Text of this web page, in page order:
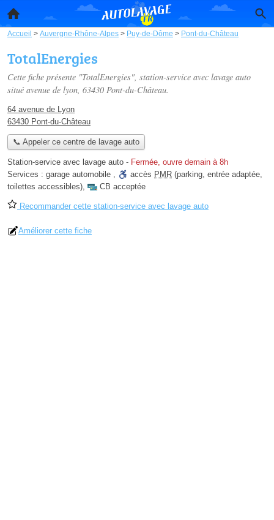
Accueil > Auvergne-Rhône-Alpes > Puy-de-Dôme > Pont-du-Château
TotalEnergies
Cette fiche présente "TotalEnergies", station-service avec lavage auto
situé avenue de lyon, 63430 Pont-du-Château.
64 avenue de Lyon
63430 Pont-du-Château
📞 Appeler ce centre de lavage auto
Station-service avec lavage auto - Fermée, ouvre demain à 8h
Services : garage automobile , accès PMR (parking, entrée adaptée,
toilettes accessibles), CB acceptée
Recommander cette station-service avec lavage auto
Améliorer cette fiche